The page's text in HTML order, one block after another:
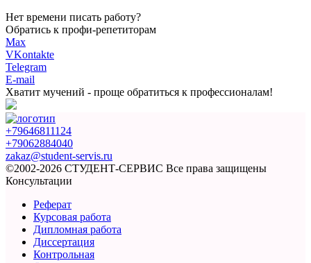
Нет времени писать работу?
Обратись к профи-репетиторам
Max
VKontakte
Telegram
E-mail
Хватит мучений - проще обратиться к профессионалам!
+79646811124
+79062884040
zakaz@student-servis.ru
©2002-2026 СТУДЕНТ-СЕРВИС Все права защищены
Консультации
Реферат
Курсовая работа
Дипломная работа
Диссертация
Контрольная